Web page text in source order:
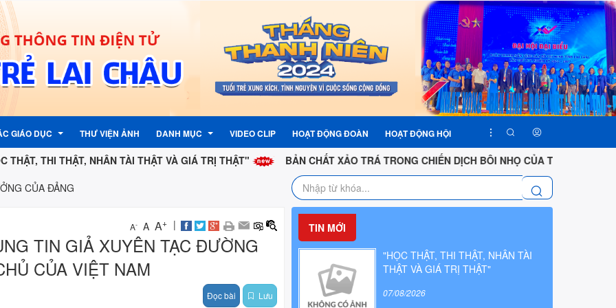
CỦA ĐẢNG
NƯỚC
GIÁO DỤC
PHẢN ÁNH, KIẾN NGHỊ
THƯ VIỆN ẢNH DANH MỤC
LIÊN KẾT TRANG TIN ĐIỆN TỬ
THƯ ĐIỆN TỬ CÔNG VỤ
VIDEO CLIP HOẠT ĐỘNG ĐOÀN HOẠT ĐỘNG HỘI
THẬT, NHÂN TÀI THẬT VÀ GIÁ TRỊ THẬT"
BẢN CHẤT XẢO TRÁ TRONG CHIẾN DỊCH BÔI NHỌ CỦA TỔ CHỨC VIỆT TÂN
CỦA ĐẢNG
A- A A+ |
TIN GIẢ XUYÊN TẠC ĐƯỜNG
CỦA VIỆT NAM
Đọc bài Lưu
TIN MỚI
"HỌC THẬT, THI THẬT, NHÂN TÀI
THẬT VÀ GIÁ TRỊ THẬT"
07/08/2026